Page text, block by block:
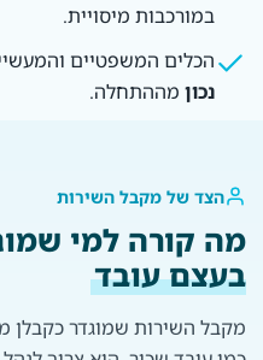
במורכבות מיסויית.
הכלים המשפטיים
נכון מההתחלה.
הצד של מקבל השירות
מה קורה למי
בעצם עובד
מקבל השירות שמוגדר כקבלן